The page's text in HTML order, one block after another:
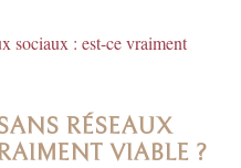
RÉSEAUX
VIABLE ?